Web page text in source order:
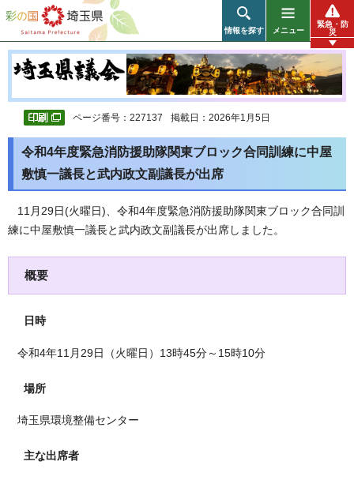
彩の国 埼玉県
情報を探す メニュー
緊急・防
災
ページ番号：227137 掲載日：2026年1月5日
令和4年度緊急消防援助隊関東ブロック合同訓練に中屋
敷慎一議長と武内政文副議長が出席
11月29日(火曜日)、令和4年度緊急消防援助隊関東ブロック合同訓
練に中屋敷慎一議長と武内政文副議長が出席しました。
概要
日時
令和4年11月29日（火曜日）13時45分～15時10分
場所
埼玉県環境整備センター
主な出席者